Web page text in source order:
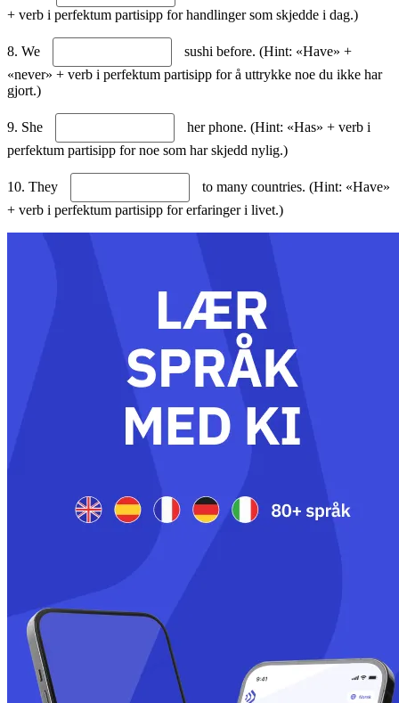
+ verb i perfektum partisipp for handlinger som skjedde i dag.)
8. We
sushi before. (Hint: «Have» +
«never» + verb i perfektum partisipp for å uttrykke noe du ikke har
gjort.)
9. She
her phone. (Hint: «Has» + verb i
perfektum partisipp for noe som har skjedd nylig.)
10. They
to many countries. (Hint: «Have»
+ verb i perfektum partisipp for erfaringer i livet.)